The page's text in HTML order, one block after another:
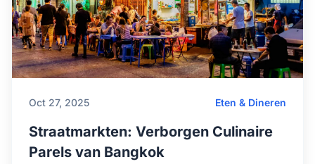
Oct 27, 2025 Eten & Dineren
Straatmarkten: Verborgen Culinaire
Parels van Bangkok